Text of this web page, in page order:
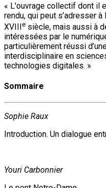
« L'ouvrage collectif dont il
rendu, qui peut s’adresser
XVIIIe siècle, mais aussi à
intéressées par le
particulièrement réussi
interdisciplinaire en
technologies digitales. »
Sommaire
Sophie Raux
Introduction. Un dialogue
Youri Carbonnier